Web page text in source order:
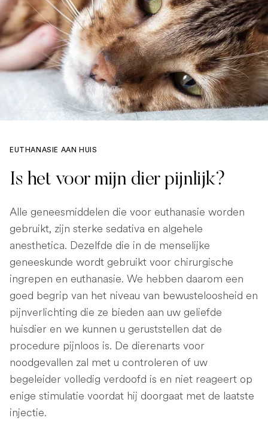
EUTHANASIE AAN HUIS
Is het voor mijn dier pijnlijk?
Alle geneesmiddelen die voor euthanasie worden
gebruikt, zijn sterke sedativa en algehele
anesthetica. Dezelfde die in de menselijke
geneeskunde wordt gebruikt voor chirurgische
ingrepen en euthanasie. We hebben daarom een ​​
goed begrip van het niveau van bewusteloosheid en
pijnverlichting die ze bieden aan uw geliefde
huisdier en we kunnen u geruststellen dat de
procedure pijnloos is. De dierenarts voor
noodgevallen zal met u controleren of uw
begeleider volledig verdoofd is en niet reageert op
enige stimulatie voordat hij doorgaat met de laatste
injectie.